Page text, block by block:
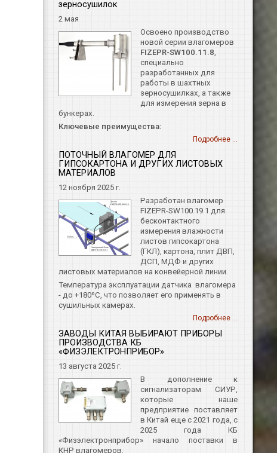
зерносушилок
2 мая
Освоено производство
новой серии влагомеров
FIZEPR-SW100.11.8,
специально
разработанных для
работы в шахтных
зерносушилках, а также
для измерения зерна в
бункерах.
Ключевые преимущества:
Подробнее ...
ПОТОЧНЫЙ ВЛАГОМЕР ДЛЯ
ГИПСОКАРТОНА И ДРУГИХ ЛИСТОВЫХ
МАТЕРИАЛОВ
12 ноября 2025 г.
Разработан влагомер
FIZEPR-SW100.19.1 для
бесконтактного
измерения влажности
листов гипсокартона
(ГКЛ), картона, плит ДВП,
ДСП, МДФ и других
листовых материалов на конвейерной линии.
Температура эксплуатации датчика влагомера
- до +180ºС, что позволяет его применять в
сушильных камерах.
Подробнее ...
ЗАВОДЫ КИТАЯ ВЫБИРАЮТ ПРИБОРЫ
ПРОИЗВОДСТВА КБ
«ФИЗЭЛЕКТРОНПРИБОР»
13 августа 2025 г.
В дополнение к
сигнализаторам СИУР,
которые наше
предприятие поставляет
в Китай еще с 2021 года, с
2025 года КБ
«Физэлектронприбор» начало поставки в
КНР влагомеров.